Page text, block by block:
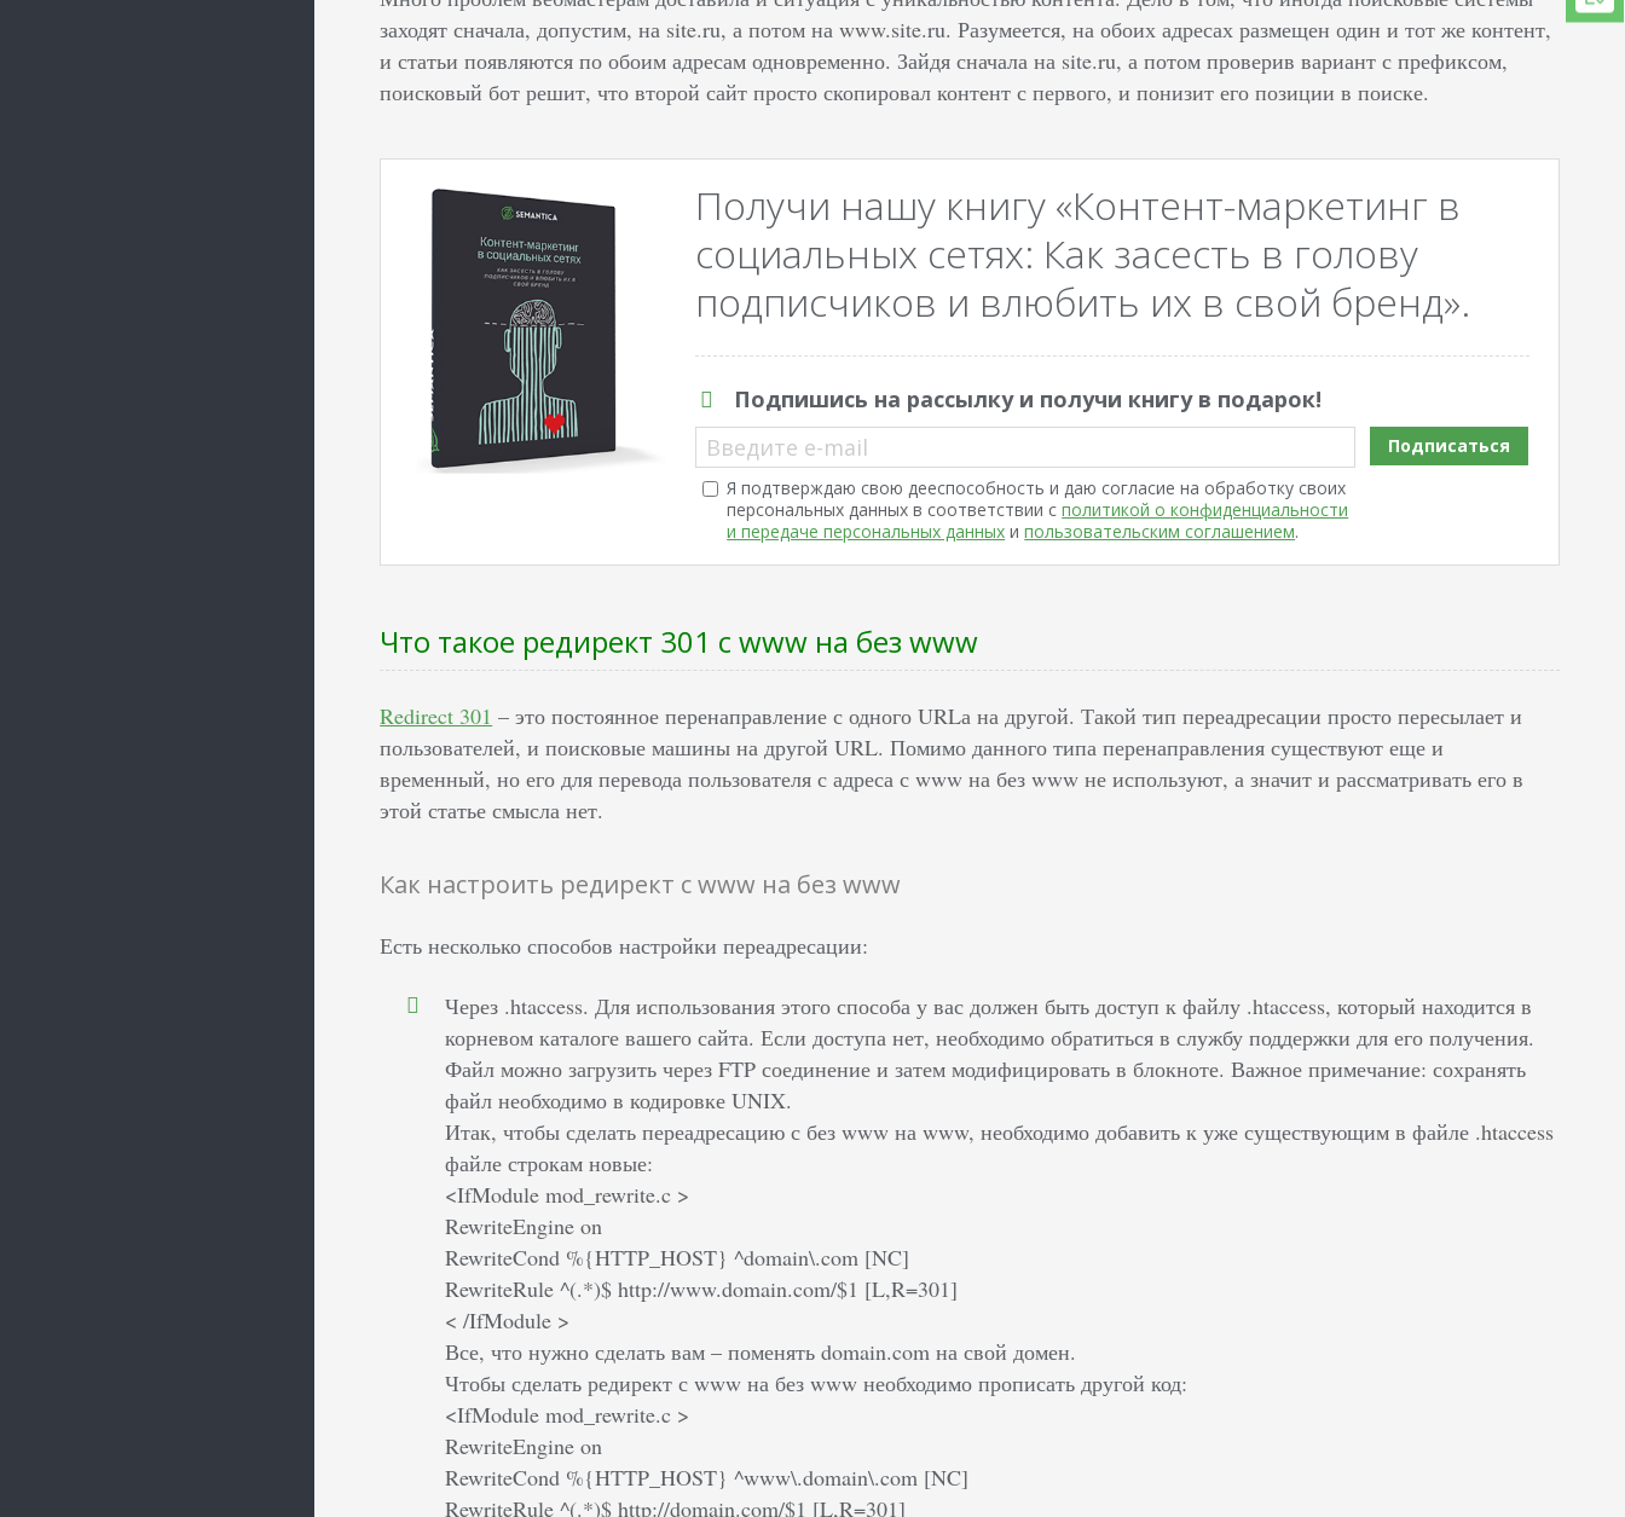
заходят сначала, допустим, на site.ru, а потом на www.site.ru. Разумеется, на обоих адресах размещен один и тот же контент,
и статьи появляются по обоим адресам одновременно. Зайдя сначала на site.ru, а потом проверив вариант с префиксом,
поисковый бот решит, что второй сайт просто скопировал контент с первого, и понизит его позиции в поиске.
Получи нашу книгу «Контент-маркетинг в
социальных сетях: Как засесть в голову
подписчиков и влюбить их в свой бренд».
Подпишись на рассылку и получи книгу в подарок!
Введите e-mail
Я подтверждаю свою дееспособность и даю согласие на обработку своих
персональных данных в соответствии сполитикой о конфиденциальности
и передаче персональных данных ипользовательским соглашением.
Подписаться
Что такое редирект 301 с www на без www
Redirect 301 – это постоянное перенаправление с одного URLа на другой. Такой тип переадресации просто пересылает и
пользователей, и поисковые машины на другой URL. Помимо данного типа перенаправления существуют еще и
временный, но его для перевода пользователя с адреса с www на без www не используют, а значит и рассматривать его в
этой статье смысла нет.
Как настроить редирект с www на без www
Есть несколько способов настройки переадресации:
Через .htaccess. Для использования этого способа у вас должен быть доступ к файлу .htaccess, который находится в
корневом каталоге вашего сайта. Если доступа нет, необходимо обратиться в службу поддержки для его получения.
Файл можно загрузить через FTP соединение и затем модифицировать в блокноте. Важное примечание: сохранять
файл необходимо в кодировке UNIX.
Итак, чтобы сделать переадресацию с без www на www, необходимо добавить к уже существующим в файле .htaccess
файле строкам новые:
<IfModule mod_rewrite.c >
RewriteEngine on
RewriteCond %{HTTP_HOST} ^domain\.com [NC]
RewriteRule ^(.*)$ http://www.domain.com/$1 [L,R=301]
< /IfModule >
Все, что нужно сделать вам – поменять domain.com на свой домен.
Чтобы сделать редирект с www на без www необходимо прописать другой код:
<IfModule mod_rewrite.c >
RewriteEngine on
RewriteCond %{HTTP_HOST} ^www\.domain\.com [NC]
RewriteRule ^(.*)$ http://domain.com/$1 [L,R=301]